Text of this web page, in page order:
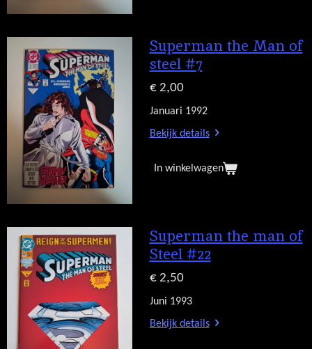
Superman the Man of
steel #7
€ 2,00
Januari 1992
Bekijk details
In winkelwagen
Superman the man of
Steel #22
€ 2,50
Juni 1993
Bekijk details